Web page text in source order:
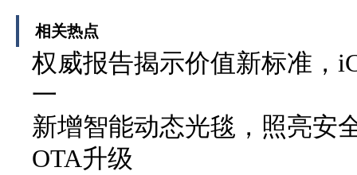
相关热点
权威报告揭示价值新标准，
一
新增智能动态光毯，照亮安
OTA升级